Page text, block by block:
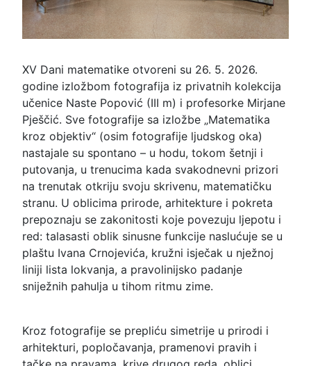
XV Dani matematike otvoreni su 26. 5. 2026.
godine izložbom fotografija iz privatnih kolekcija
učenice Naste Popović (III m) i profesorke Mirjane
Pješčić. Sve fotografije sa izložbe „Matematika
kroz objektiv“ (osim fotografije ljudskog oka)
nastajale su spontano – u hodu, tokom šetnji i
putovanja, u trenucima kada svakodnevni prizori
na trenutak otkriju svoju skrivenu, matematičku
stranu. U oblicima prirode, arhitekture i pokreta
prepoznaju se zakonitosti koje povezuju ljepotu i
red: talasasti oblik sinusne funkcije naslućuje se u
plaštu Ivana Crnojevića, kružni isječak u nježnoj
liniji lista lokvanja, a pravolinijsko padanje
sniježnih pahulja u tihom ritmu zime.
Kroz fotografije se prepliću simetrije u prirodi i
arhitekturi, popločavanja, pramenovi pravih i